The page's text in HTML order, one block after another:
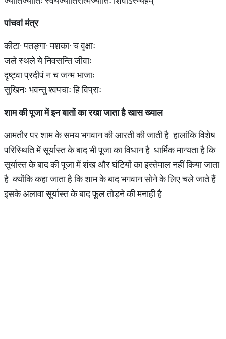
पांचवांमंत्र
कीटा: पतङ्गा: मशका: च वृक्षाः
जले स्थले ये निवसन्ति जीवाः
दृष्ट्वा प्रदीपं न च जन्म भाजाः
सुखिनः भवन्तु श्वपचाः हि विप्राः
शामकीपूजामेंइनबातोंकारखाजाताहैखासख्याल
आमतौर पर शाम के समय भगवान की आरती की जाती है. हालांकि विशेष
परिस्थिति में सूर्यास्त के बाद भी पूजा का विधान है. धार्मिक मान्यता है कि
सूर्यास्त के बाद की पूजा में शंख और घंटियों का इस्तेमाल नहीं किया जाता
है. क्योंकि कहा जाता है कि शाम के बाद भगवान सोने के लिए चले जाते हैं.
इसके अलावा सूर्यास्त के बाद फूल तोड़ने की मनाही है.